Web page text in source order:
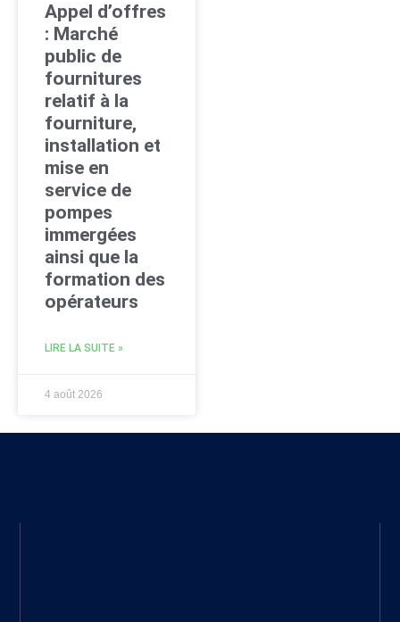
Appel d’offres
: Marché
public de
fournitures
relatif à la
fourniture,
installation et
mise en
service de
pompes
immergées
ainsi que la
formation des
opérateurs
LIRE LA SUITE »
4 août 2026